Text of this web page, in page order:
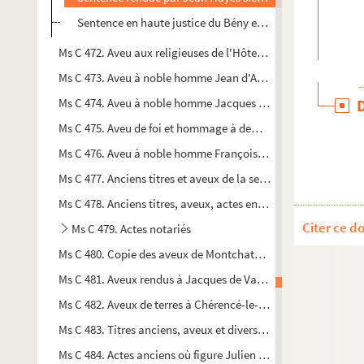
Sentence en haute justice du Bény entre Augustin
Ms C 472. Aveu aux religieuses de l'Hôtel-Dieu de la
Ms C 473. Aveu à noble homme Jean d'Argouges sieur du
Ms C 474. Aveu à noble homme Jacques d'Argouges sieur
Ms C 475. Aveu de foi et hommage à demoiselle Jehanne
Ms C 476. Aveu à noble homme François de Clinchamps
Ms C 477. Anciens titres et aveux de la seigneurie de
Ms C 478. Anciens titres, aveux, actes entre les seigneurs
Ms C 479. Actes notariés
Ms C 480. Copie des aveux de Montchaton, vicomté de
Ms C 481. Aveux rendus à Jacques de Vassy pour le fief de la
Ms C 482. Aveux de terres à Chérencé-le-Héron tenues des
Ms C 483. Titres anciens, aveux et divers concernant le fief
Ms C 484. Actes anciens où figure Julien d'Amphernet
Citer ce